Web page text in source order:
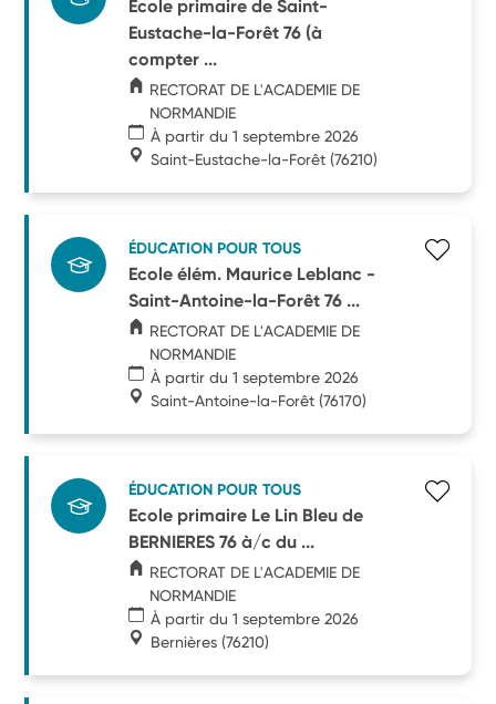
Ecole primaire de Saint-
Eustache-la-Forêt 76 (à
compter ...
RECTORAT DE L'ACADEMIE DE
NORMANDIE
À partir du 1 septembre 2026
Saint-Eustache-la-Forêt (76210)
ÉDUCATION POUR TOUS
Ecole élém. Maurice Leblanc -
Saint-Antoine-la-Forêt 76 ...
RECTORAT DE L'ACADEMIE DE
NORMANDIE
À partir du 1 septembre 2026
Saint-Antoine-la-Forêt (76170)
ÉDUCATION POUR TOUS
Ecole primaire Le Lin Bleu de
BERNIERES 76 à/c du ...
RECTORAT DE L'ACADEMIE DE
NORMANDIE
À partir du 1 septembre 2026
Bernières (76210)